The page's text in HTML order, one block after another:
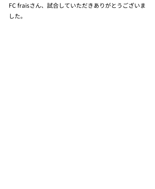
FC fraisさん、試合していただきありがとうございま
した。